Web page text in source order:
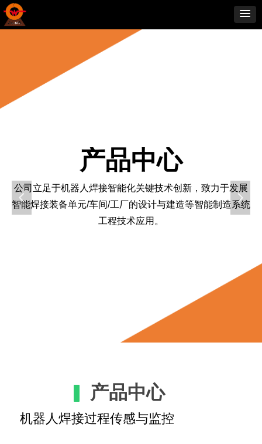
产品中心
产品中心
公司立足于机器人焊接智能化关键技术创新，致力于发展
智能焊接装备单元/车间/工厂的设计与建造等智能制造系统
工程技术应用。
넳 넲
机器人焊接过程传感与监控